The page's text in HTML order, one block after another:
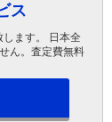
ス
ます。 日本全
ん。査定費無料